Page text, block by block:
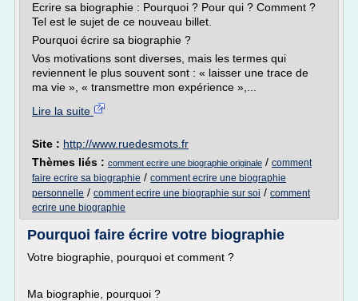
Ecrire sa biographie : Pourquoi ? Pour qui ? Comment ?
Tel est le sujet de ce nouveau billet.
Pourquoi écrire sa biographie ?
Vos motivations sont diverses, mais les termes qui
reviennent le plus souvent sont : « laisser une trace de
ma vie », « transmettre mon expérience »,...
Lire la suite
Site : http://www.ruedesmots.fr
Thèmes liés : comment ecrire une biographie originale / comment
faire ecrire sa biographie / comment ecrire une biographie
personnelle / comment ecrire une biographie sur soi / comment
ecrire une biographie
Pourquoi faire écrire votre biographie
Votre biographie, pourquoi et comment ?
Ma biographie, pourquoi ?